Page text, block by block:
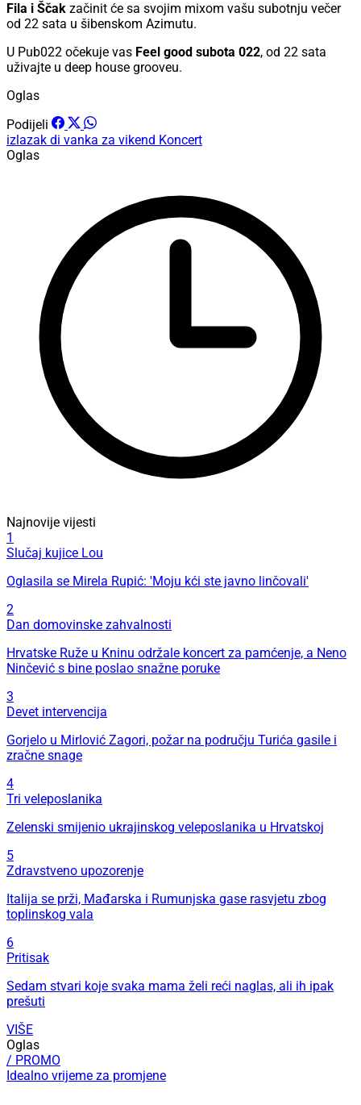
Fila i Ščak začinit će sa svojim mixom vašu subotnju večer
od 22 sata u šibenskom Azimutu.
U Pub022 očekuje vas Feel good subota 022, od 22 sata
uživajte u deep house grooveu.
Oglas
Podijeli
izlazak di vanka za vikend Koncert
Oglas
Najnovije vijesti
1
Slučaj kujice Lou
Oglasila se Mirela Rupić: 'Moju kći ste javno linčovali'
2
Dan domovinske zahvalnosti
Hrvatske Ruže u Kninu održale koncert za pamćenje, a Neno
Ninčević s bine poslao snažne poruke
3
Devet intervencija
Gorjelo u Mirlović Zagori, požar na području Turića gasile i
zračne snage
4
Tri veleposlanika
Zelenski smijenio ukrajinskog veleposlanika u Hrvatskoj
5
Zdravstveno upozorenje
Italija se prži, Mađarska i Rumunjska gase rasvjetu zbog
toplinskog vala
6
Pritisak
Sedam stvari koje svaka mama želi reći naglas, ali ih ipak
prešuti
VIŠE
Oglas
/ PROMO
Idealno vrijeme za promjene